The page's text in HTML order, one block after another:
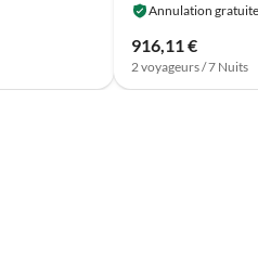
Annulation gratuite
916,11 €
2 voyageurs / 7 Nuits